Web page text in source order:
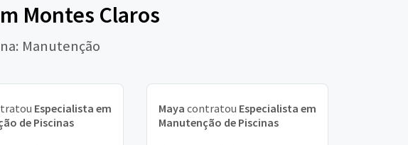
Montes Claros
Manutenção
Especialista em
de Piscinas
Maya contratou Especialista em
Manutenção de Piscinas